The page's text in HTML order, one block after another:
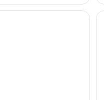
avec des rideaux et une vue sur
chambre d’hôtel moderne